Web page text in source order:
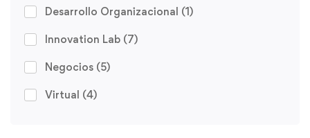
Desarrollo Organizacional (1)
Innovation Lab (7)
Negocios (5)
Virtual (4)